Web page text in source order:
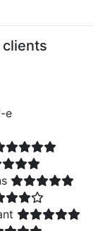
clients
e